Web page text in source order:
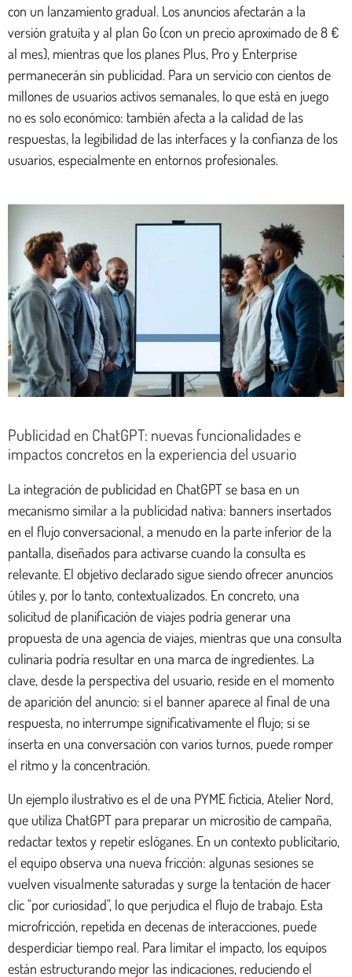
con un lanzamiento gradual. Los anuncios afectarán a la
versión gratuita y al plan Go (con un precio aproximado de 8 €
al mes), mientras que los planes Plus, Pro y Enterprise
permanecerán sin publicidad. Para un servicio con cientos de
millones de usuarios activos semanales, lo que está en juego
no es solo económico: también afecta a la calidad de las
respuestas, la legibilidad de las interfaces y la confianza de los
usuarios, especialmente en entornos profesionales.
Publicidad en ChatGPT: nuevas funcionalidades e
impactos concretos en la experiencia del usuario
La integración de publicidad en ChatGPT se basa en un
mecanismo similar a la publicidad nativa: banners insertados
en el flujo conversacional, a menudo en la parte inferior de la
pantalla, diseñados para activarse cuando la consulta es
relevante. El objetivo declarado sigue siendo ofrecer anuncios
útiles y, por lo tanto, contextualizados. En concreto, una
solicitud de planificación de viajes podría generar una
propuesta de una agencia de viajes, mientras que una consulta
culinaria podría resultar en una marca de ingredientes. La
clave, desde la perspectiva del usuario, reside en el momento
de aparición del anuncio: si el banner aparece al final de una
respuesta, no interrumpe significativamente el flujo; si se
inserta en una conversación con varios turnos, puede romper
el ritmo y la concentración.
Un ejemplo ilustrativo es el de una PYME ficticia, Atelier Nord,
que utiliza ChatGPT para preparar un micrositio de campaña,
redactar textos y repetir eslóganes. En un contexto publicitario,
el equipo observa una nueva fricción: algunas sesiones se
vuelven visualmente saturadas y surge la tentación de hacer
clic "por curiosidad", lo que perjudica el flujo de trabajo. Esta
microfricción, repetida en decenas de interacciones, puede
desperdiciar tiempo real. Para limitar el impacto, los equipos
están estructurando mejor las indicaciones, reduciendo el